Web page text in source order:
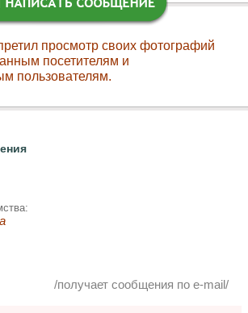
просмотр своих фотографий
посетителям и
пользователям.
/получает сообщения по e-mail/